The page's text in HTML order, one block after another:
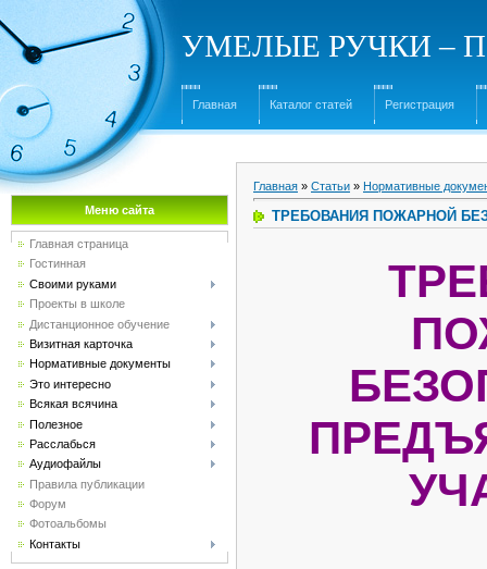
УМЕЛЫЕ РУЧКИ –
Главная Каталог статей Регистрация
Меню сайта
Главная страница
Гостинная
Своими руками
Проекты в школе
Дистанционное обучение
Визитная карточка
Нормативные документы
Это интересно
Всякая всячина
Полезное
Расслабься
Аудиофайлы
Правила публикации
Форум
Фотоальбомы
Контакты
Главная » Статьи » Нормативные
ТРЕБОВАНИЯ ПОЖАРНОЙ